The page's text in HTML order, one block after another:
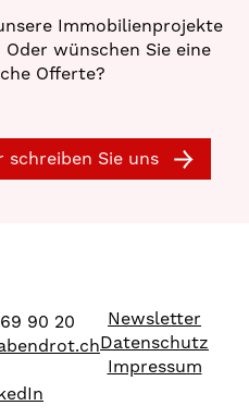
Immobilienprojekte
wünschen Sie eine
Offerte?
schreiben Sie uns
90 20
Newsletter
Datenschutz
Impressum